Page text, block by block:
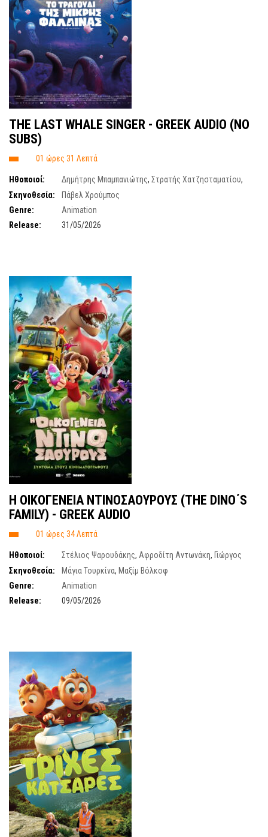
ΤΗΕ LAST WHALE SINGER - GREEK AUDIO (NO
SUBS)
01 ώρες 31 Λεπτά
Ηθοποιοί: Δημήτρης Μπαμπανιώτης, Στρατής Χατζησταματίου,
Μαριέλα Δρούμπου,Ελένη Βεργέτη
Σκηνοθεσία:
Πάβελ Χρούμπος
Genre:
Animation
Release:
31/05/2026
H OIKOΓΕΝΕΙΑ ΝΤΙΝΟΣΑΟΥΡΟΥΣ (ΤΗΕ DINO΄S
FAMILY) - GREEK AUDIO
01 ώρες 34 Λεπτά
Ηθοποιοί: Στέλιος Ψαρουδάκης, Αφροδίτη Αντωνάκη, Γιώργος
Σκούφης,Ανδρέας Ευαγγελάτος
Σκηνοθεσία: Μάγια Τουρκίνα, Μαξίμ Βόλκοφ
Genre:
Animation
Release:
09/05/2026